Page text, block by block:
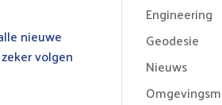
nieuwe
volgen
Engineering
Geodesie
Nieuws